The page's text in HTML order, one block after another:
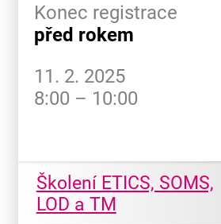
Konec registrace
před rokem
11. 2. 2025
8:00 – 10:00
Školení ETICS, SOMS,
LOD a TM